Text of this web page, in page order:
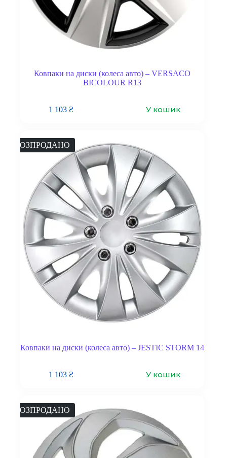
Ковпаки на диски (колеса авто) – VERSACO
BICOLOUR R13
1 103₴ У кошик
РОЗПРОДАНО
Ковпаки на диски (колеса авто) – JESTIC STORM 14
1 103₴ У кошик
РОЗПРОДАНО